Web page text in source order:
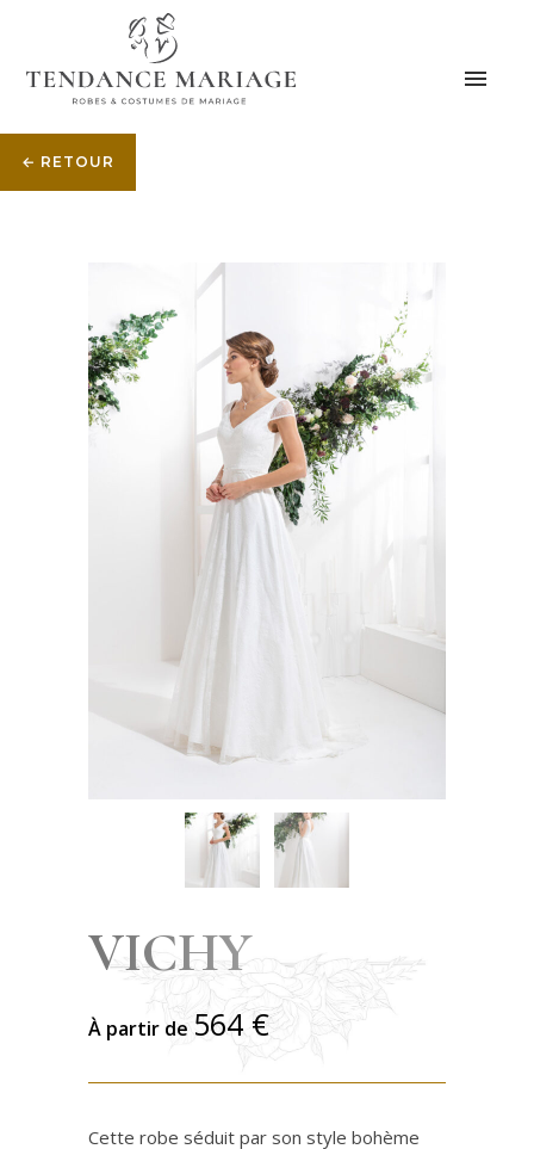
← RETOUR
VICHY
À partir de 564€
Cette robe séduit par son style bohème